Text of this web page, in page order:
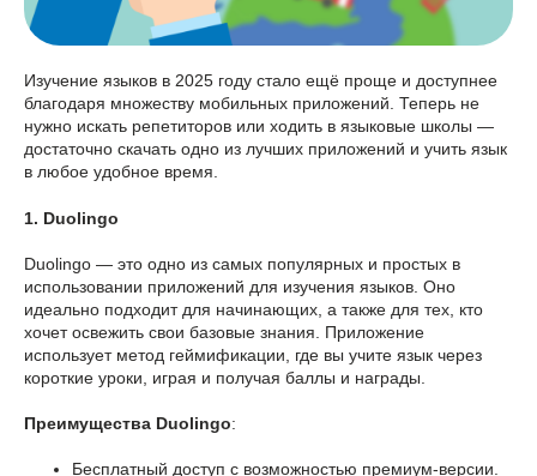
Изучение языков в 2025 году стало ещё проще и доступнее
благодаря множеству мобильных приложений. Теперь не
нужно искать репетиторов или ходить в языковые школы —
достаточно скачать одно из лучших приложений и учить язык
в любое удобное время.
1. Duolingo
Duolingo — это одно из самых популярных и простых в
использовании приложений для изучения языков. Оно
идеально подходит для начинающих, а также для тех, кто
хочет освежить свои базовые знания. Приложение
использует метод геймификации, где вы учите язык через
короткие уроки, играя и получая баллы и награды.
Преимущества Duolingo:
Бесплатный доступ с возможностью премиум-версии.